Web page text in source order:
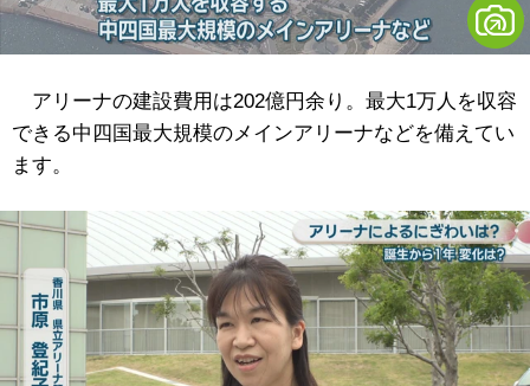
アリーナの建設費用は202億円余り。最大1万人を収容
できる中四国最大規模のメインアリーナなどを備えてい
ます。